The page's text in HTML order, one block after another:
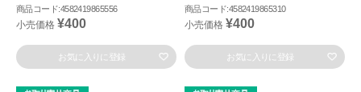
商品コード:4582419865556
小売価格 ¥400
お気に入りに登録
商品コード:4582419865310
小売価格 ¥400
お気に入りに登録